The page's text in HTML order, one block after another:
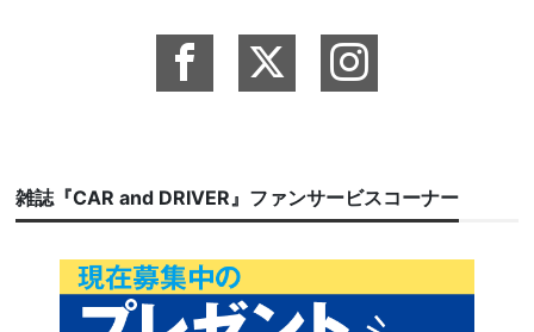
雑誌『CAR and DRIVER』ファンサービスコーナー